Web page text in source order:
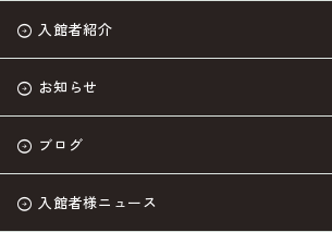
入館者紹介
お知らせ
ブログ
入館者様ニュース